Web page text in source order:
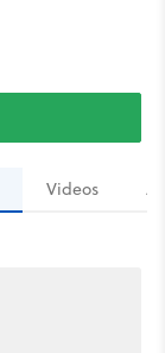
Videos